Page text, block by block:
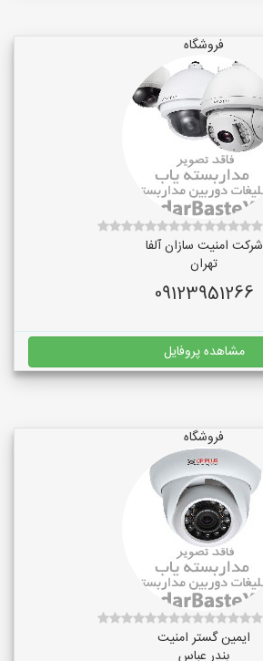
فروشگاه
شرکت امنیت سازان آلفا
تهران
09123951266
مشاهده پروفایل
فروشگاه
ایمین گستر امنیت
بندر عباس